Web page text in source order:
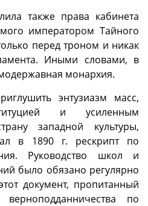
также права кабинета
императором Тайного
перед троном и никак
Иными словами, в
монархия.
энтузиазм масс,
и усиленным
западной культуры,
в 1890 г. рескрипт по
Руководство школ и
было обязано регулярно
документ, пропитанный
по